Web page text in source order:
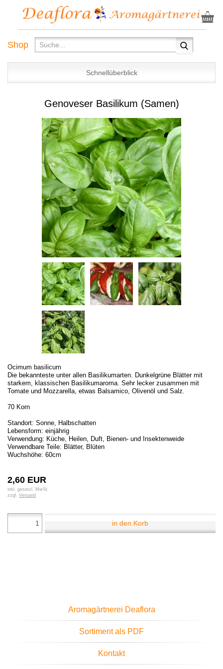
Shop
Schnellüberblick
Genoveser Basilikum (Samen)
Ocimum basilicum
Die bekannteste unter allen Basilikumarten. Dunkelgrüne Blätter mit
starkem, klassischen Basilikumaroma. Sehr lecker zusammen mit
Tomate und Mozzarella, etwas Balsamico, Olivenöl und Salz.
70 Korn
Standort: Sonne, Halbschatten
Lebensform: einjährig
Verwendung: Küche, Heilen, Duft, Bienen- und Insektenweide
Verwendbare Teile: Blätter, Blüten
Wuchshöhe: 60cm
2,60 EUR
inkl. gesetzl. MwSt.
zzgl. Versand
in den Korb
Aromagärtnerei Deaflora
Sortiment als PDF
Kontakt